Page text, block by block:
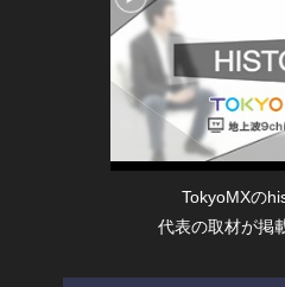
TokyoMXの
代表の取材が掲